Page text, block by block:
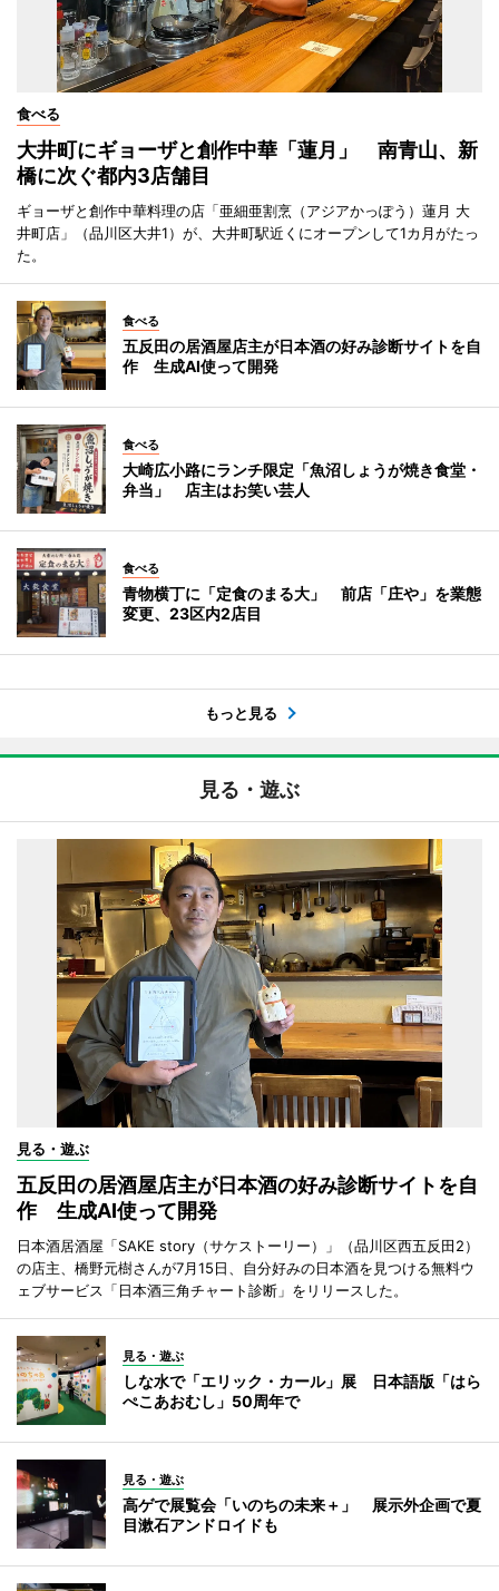
食べる
大井町にギョーザと創作中華「蓮月」 南青山、新
橋に次ぐ都内3店舗目
ギョーザと創作中華料理の店「亜細亜割烹（アジアかっぽう）蓮月 大
井町店」（品川区大井1）が、大井町駅近くにオープンして1カ月がたっ
た。
食べる
五反田の居酒屋店主が日本酒の好み診断サイトを自
作 生成AI使って開発
食べる
大崎広小路にランチ限定「魚沼しょうが焼き食堂・
弁当」 店主はお笑い芸人
食べる
青物横丁に「定食のまる大」 前店「庄や」を業態
変更、23区内2店目
もっと見る
見る・遊ぶ
見る・遊ぶ
五反田の居酒屋店主が日本酒の好み診断サイトを自
作 生成AI使って開発
日本酒居酒屋「SAKE story（サケストーリー）」（品川区西五反田2）
の店主、橋野元樹さんが7月15日、自分好みの日本酒を見つける無料ウ
ェブサービス「日本酒三角チャート診断」をリリースした。
見る・遊ぶ
しな水で「エリック・カール」展 日本語版「はら
ぺこあおむし」50周年で
見る・遊ぶ
高ゲで展覧会「いのちの未来＋」 展示外企画で夏
目漱石アンドロイドも